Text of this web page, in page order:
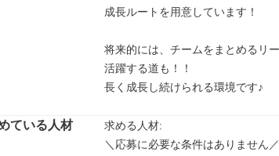
成長ルートを用意しています！
将来的には、チームをまとめるリ
活躍する道も！！
長く成長し続けられる環境です♪
ている人材
求める人材:
＼応募に必要な条件はありません／